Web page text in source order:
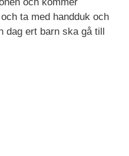
ta med handduk och
dag ert barn ska gå till